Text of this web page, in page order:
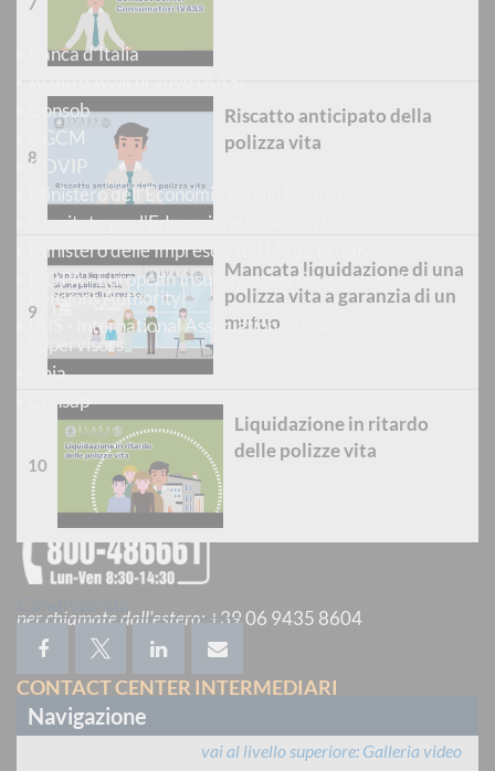
Riscatto anticipato della
polizza vita
Mancata liquidazione di una
polizza vita a garanzia di un
mutuo
Liquidazione in ritardo
delle polizze vita
Navigazione
vai al livello superiore Galleria video
Siti d'interesse
Banca d’Italia
Consob
AGCM
COVIP
Ministero dell'Economia e delle Finanze
Comitato per l'Educazione Finanziaria
Ministero delle Imprese e del Made in Italy
EIOPA - European Insurance and Occupational
Pensions Authority
IAIS - International Association of Insurance
Supervisors
Ania
Consap
CONTACT CENTER POLIZZE CAT-NAT
per chiamate dall'estero: +39 06 9435 8604
CONTACT CENTER INTERMEDIARI